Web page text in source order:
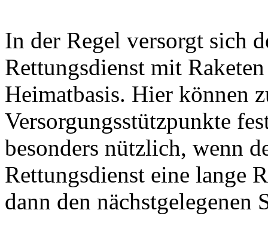
In der Regel versorgt sich
Rettungsdienst mit
Heimatbasis. Hier können
Versorgungsstützpunkte
besonders nützlich, wenn
Rettungsdienst eine lange
dann den nächstgelegenen